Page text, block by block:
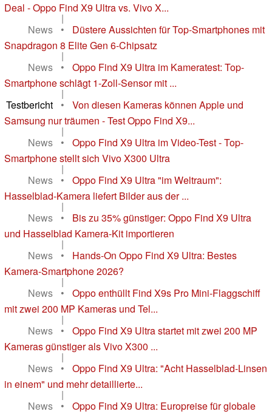
Deal - Oppo Find X9 Ultra vs. Vivo X...
|
News
•
Düstere Aussichten für Top-Smartphones mit
Snapdragon 8 Elite Gen 6-Chipsatz
|
News
•
Oppo Find X9 Ultra im Kameratest: Top-
Smartphone schlägt 1-Zoll-Sensor mit ...
|
Testbericht
•
Von diesen Kameras können Apple und
Samsung nur träumen - Test Oppo Find X9...
|
News
•
Oppo Find X9 Ultra im Video-Test - Top-
Smartphone stellt sich Vivo X300 Ultra
|
News
•
Oppo Find X9 Ultra "im Weltraum":
Hasselblad-Kamera liefert Bilder aus der ...
|
News
•
Bis zu 35% günstiger: Oppo Find X9 Ultra
und Hasselblad Kamera-Kit importieren
|
News
•
Hands-On Oppo Find X9 Ultra: Bestes
Kamera-Smartphone 2026?
|
News
•
Oppo enthüllt Find X9s Pro Mini-Flaggschiff
mit zwei 200 MP Kameras und Tel...
|
News
•
Oppo Find X9 Ultra startet mit zwei 200 MP
Kameras günstiger als Vivo X300 ...
|
News
•
Oppo Find X9 Ultra: "Acht Hasselblad-Linsen
in einem" und mehr detaillierte...
|
News
•
Oppo Find X9 Ultra: Europreise für globale